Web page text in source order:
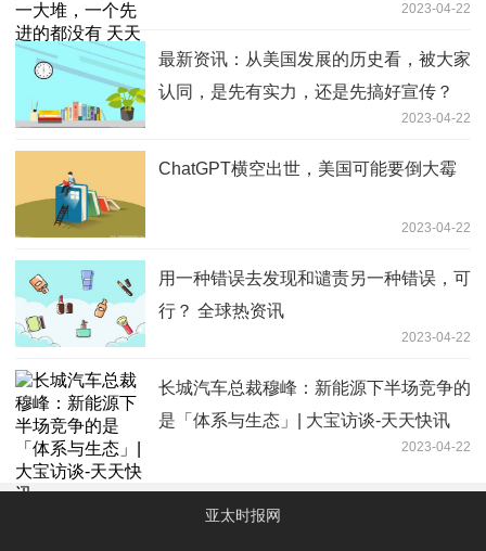
2023-04-22
最新资讯：从美国发展的历史看，被大家
认同，是先有实力，还是先搞好宣传？
2023-04-22
ChatGPT横空出世，美国可能要倒大霉
2023-04-22
用一种错误去发现和谴责另一种错误，可
行？ 全球热资讯
2023-04-22
长城汽车总裁穆峰：新能源下半场竞争的
是「体系与生态」| 大宝访谈-天天快讯
2023-04-22
亚太时报网